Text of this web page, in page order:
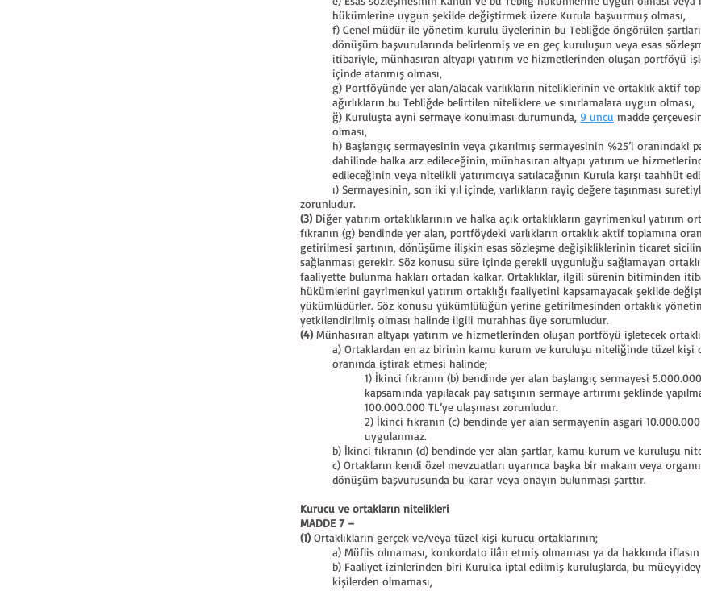
hükümlerine uygun şekilde değiştirmek üzere Kurula başvurmuş olması,
f) Genel müdür ile yönetim kurulu üyelerinin bu Tebliğde öngörülen
dönüşüm başvurularında belirlenmiş ve en geç kuruluşun veya esas
itibariyle, münhasıran altyapı yatırım ve hizmetlerinden oluşan portföyü
içinde atanmış olması,
g) Portföyünde yer alan/alacak varlıkların niteliklerinin ve ortaklık aktif
ağırlıkların bu Tebliğde belirtilen niteliklere ve sınırlamalara uygun olması,
ğ) Kuruluşta ayni sermaye konulması durumunda, 9 uncu madde
olması,
h) Başlangıç sermayesinin veya çıkarılmış sermayesinin %25’i oranındaki
dahilinde halka arz edileceğinin, münhasıran altyapı yatırım ve
edileceğinin veya nitelikli yatırımcıya satılacağının Kurula karşı taahhüt
ı) Sermayesinin, son iki yıl içinde, varlıkların rayiç değere taşınması
zorunludur.
(3) Diğer yatırım ortaklıklarının ve halka açık ortaklıkların gayrimenkul yatırım
fıkranın (g) bendinde yer alan, portföydeki varlıkların ortaklık aktif toplamına
getirilmesi şartının, dönüşüme ilişkin esas sözleşme değişikliklerinin ticaret
sağlanması gerekir. Söz konusu süre içinde gerekli uygunluğu sağlamayan
faaliyette bulunma hakları ortadan kalkar. Ortaklıklar, ilgili sürenin bitiminden
hükümlerini gayrimenkul yatırım ortaklığı faaliyetini kapsamayacak şekilde
yükümlüdürler. Söz konusu yükümlülüğün yerine getirilmesinden ortaklık
yetkilendirilmiş olması halinde ilgili murahhas üye sorumludur.
(4) Münhasıran altyapı yatırım ve hizmetlerinden oluşan portföyü işletecek
a) Ortaklardan en az birinin kamu kurum ve kuruluşu niteliğinde tüzel kişi
oranında iştirak etmesi halinde;
1) İkinci fıkranın (b) bendinde yer alan başlangıç sermayesi
kapsamında yapılacak pay satışının sermaye artırımı şeklinde
100.000.000 TL’ye ulaşması zorunludur.
2) İkinci fıkranın (c) bendinde yer alan sermayenin asgari 10.000.000
uygulanmaz.
b) İkinci fıkranın (d) bendinde yer alan şartlar, kamu kurum ve kuruluşu
c) Ortakların kendi özel mevzuatları uyarınca başka bir makam veya
dönüşüm başvurusunda bu karar veya onayın bulunması şarttır.
Kurucu ve ortakların nitelikleri
MADDE 7 –
(1) Ortaklıkların gerçek ve/veya tüzel kişi kurucu ortaklarının;
a) Müflis olmaması, konkordato ilân etmiş olmaması ya da hakkında
b) Faaliyet izinlerinden biri Kurulca iptal edilmiş kuruluşlarda, bu
kişilerden olmaması,